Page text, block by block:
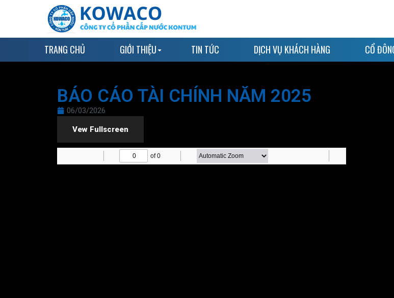
TRANG CHỦ GIỚI THIỆU TIN TỨC DỊCH VỤ KHÁCH HÀNG CỔ
BÁO CÁO TÀI CHÍNH NĂM 2025
06/03/2026
Vew Fullscreen